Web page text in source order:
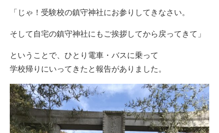
「じゃ！受験校の鎮守神社にお参りしてきなさい。
そして自宅の鎮守神社にもご挨拶してから戻ってきて」
ということで、ひとり電車・バスに乗って
学校帰りにいってきたと報告がありました。